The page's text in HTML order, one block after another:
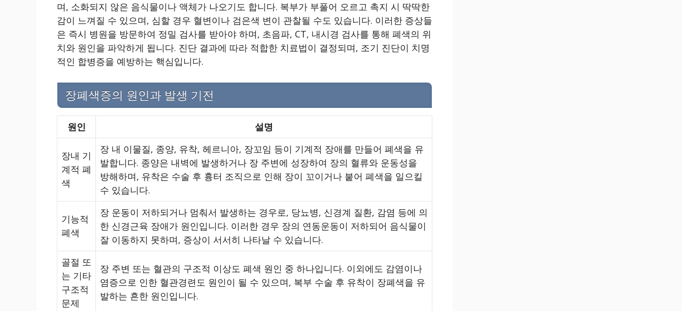
며, 소화되지 않은 음식물이나 액체가 나오기도 합니다. 복부가 부풀어 오르고 촉지 시 딱딱한
감이 느껴질 수 있으며, 심할 경우 혈변이나 검은색 변이 관찰될 수도 있습니다. 이러한 증상들
은 즉시 병원을 방문하여 정밀 검사를 받아야 하며, 초음파, CT, 내시경 검사를 통해 폐색의 위
치와 원인을 파악하게 됩니다. 진단 결과에 따라 적합한 치료법이 결정되며, 조기 진단이 치명
적인 합병증을 예방하는 핵심입니다.
장폐색증의 원인과 발생 기전
원인 설명
장내 기
계적 폐
색
장 내 이물질, 종양, 유착, 헤르니아, 장꼬임 등이 기계적 장애를 만들어 폐색을 유
발합니다. 종양은 내벽에 발생하거나 장 주변에 성장하여 장의 혈류와 운동성을
방해하며, 유착은 수술 후 흉터 조직으로 인해 장이 꼬이거나 붙어 폐색을 일으킬
수 있습니다.
기능적
폐색
장 운동이 저하되거나 멈춰서 발생하는 경우로, 당뇨병, 신경계 질환, 감염 등에 의
한 신경근육 장애가 원인입니다. 이러한 경우 장의 연동운동이 저하되어 음식물이
잘 이동하지 못하며, 증상이 서서히 나타날 수 있습니다.
골절 또
는 기타
구조적
문제
장 주변 또는 혈관의 구조적 이상도 폐색 원인 중 하나입니다. 이외에도 감염이나
염증으로 인한 혈관경련도 원인이 될 수 있으며, 복부 수술 후 유착이 장폐색을 유
발하는 흔한 원인입니다.